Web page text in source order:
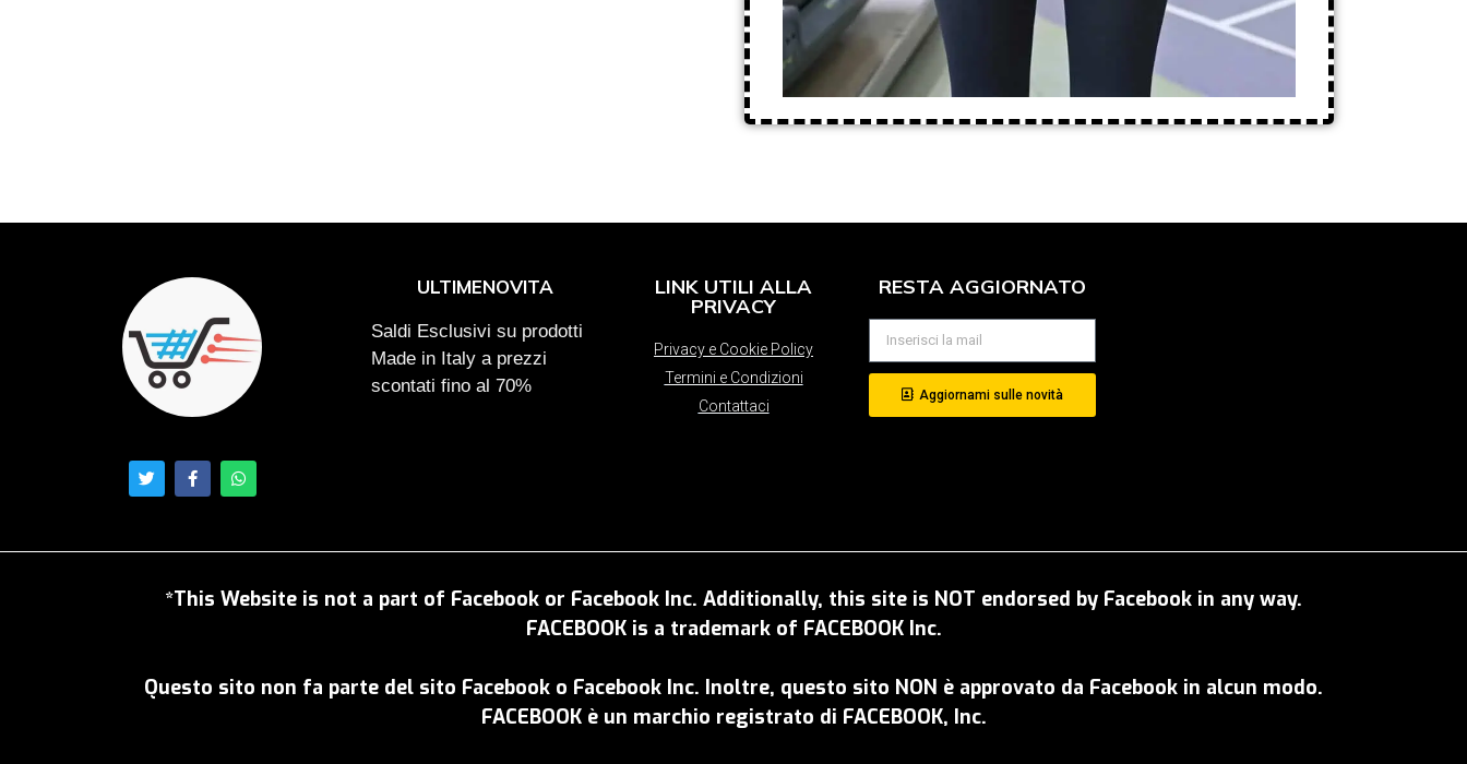
ULTIMENOVITA
Saldi Esclusivi su prodotti
Made in Italy a prezzi
scontati fino al 70%
LINK UTILI ALLA
PRIVACY
Privacy e Cookie Policy
Termini e Condizioni
Contattaci
RESTA AGGIORNATO
Aggiornami sulle novità
*This Website is not a part of Facebook or Facebook Inc. Additionally, this site is NOT endorsed by Facebook in any way.
FACEBOOK is a trademark of FACEBOOK Inc.
Questo sito non fa parte del sito Facebook o Facebook Inc. Inoltre, questo sito NON è approvato da Facebook in alcun modo.
FACEBOOK è un marchio registrato di FACEBOOK, Inc.